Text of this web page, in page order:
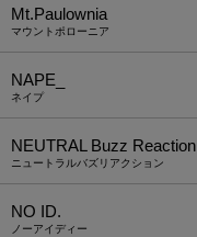
Mt.Paulownia
マウントポローニア
NAPE_
ネイプ
NEUTRAL Buzz Reaction
ニュートラルバズリアクション
NO ID.
ノーアイディー